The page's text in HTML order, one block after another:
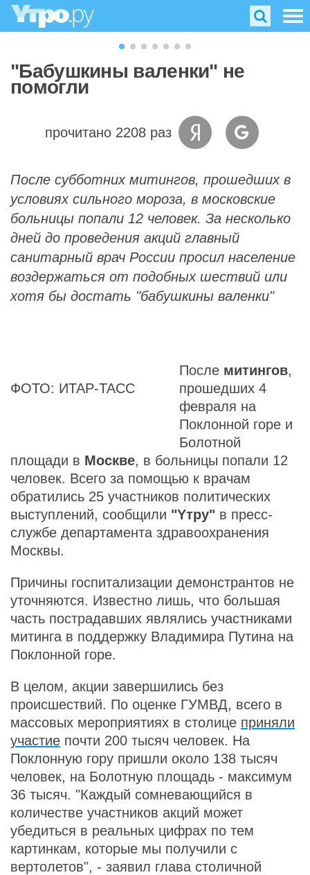
"Бабушкины валенки" не
помогли
прочитано 2208 раз
После субботних митингов, прошедших в
условиях сильного мороза, в московские
больницы попали 12 человек. За несколько
дней до проведения акций главный
санитарный врач России просил население
воздержаться от подобных шествий или
хотя бы достать "бабушкины валенки"
ФОТО: ИТАР-ТАСС
После митингов,
прошедших 4
февраля на
Поклонной горе и
Болотной
площади в Москве, в больницы попали 12
человек. Всего за помощью к врачам
обратились 25 участников политических
выступлений, сообщили "Yтру" в пресс-
службе департамента здравоохранения
Москвы.
Причины госпитализации демонстрантов не
уточняются. Известно лишь, что большая
часть пострадавших являлись участниками
митинга в поддержку Владимира Путина на
Поклонной горе.
В целом, акции завершились без
происшествий. По оценке ГУМВД, всего в
массовых мероприятиях в столице приняли
участие почти 200 тысяч человек. На
Поклонную гору пришли около 138 тысяч
человек, на Болотную площадь - максимум
36 тысяч. "Каждый сомневающийся в
количестве участников акций может
убедиться в реальных цифрах по тем
картинкам, которые мы получили с
вертолетов", - заявил глава столичной